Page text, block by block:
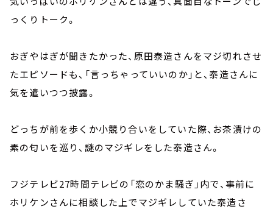
っくりトーク。
おぎやはぎが聞きたかった、原田泰造さんをマジ切れさせ
たエピソードも、「言っちゃっていいのか」と、泰造さんに
気を遣いつつ披露。
どっちが前を歩くか小競り合いをしていた際、お茶漬けの
素の匂いを巡り、謎のマジギレをした泰造さん。
フジテレビ27時間テレビの「恋のかま騒ぎ」内で、事前に
ホリケンさんに相談した上でマジギレしていた泰造さ